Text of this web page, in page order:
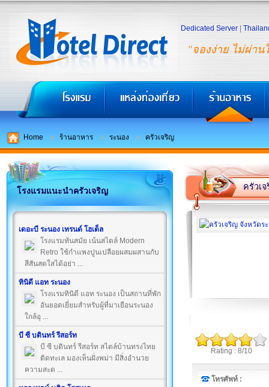
"จองง่าย ไม่ผ่าน
Dedicated Server
Home ร้านอาหาร ระนอง ครัวเจริญ
โรงแรมแนะนำครัวเจริญ
เดอะบี ระนอง เทรนด์ โฮเต็ล
โรงแรมทันสมัย เน้นสไตล์ Modern
Retro ใช้กำแพงปูนเปลือยผสมผสานกับ
สีสันสดใสได้อย่า ...
ทินิดี แอท ระนอง
โรงแรมทินิดี แอท ระนอง เป็นสถานที่พัก
อันยอดเยี่ยมสำหรับผู้ที่มาเยือนระนอง
ใกล้อุ ...
บี ซี บดินทร์ รีสอร์ท
บี ซี บดินทร์ รีสอร์ท สไตล์บ้านทรงไทย
ติดทะเล มองเห็นฝั่งพม่า มีสิ่งอำนวย
ความสะด ...
ครัวเ
Rating : 8/10
โทรศัพท์ :